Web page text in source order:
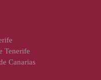
Tenerife
Canarias